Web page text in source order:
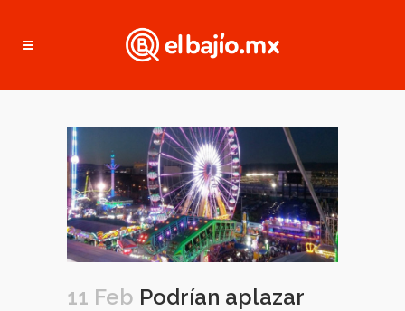
11 Feb Podrían aplazar